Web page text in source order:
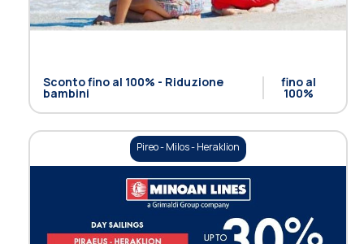
Sconto fino al 100% - Riduzione
bambini
fino al
100%
Pireo - Milos - Heraklion